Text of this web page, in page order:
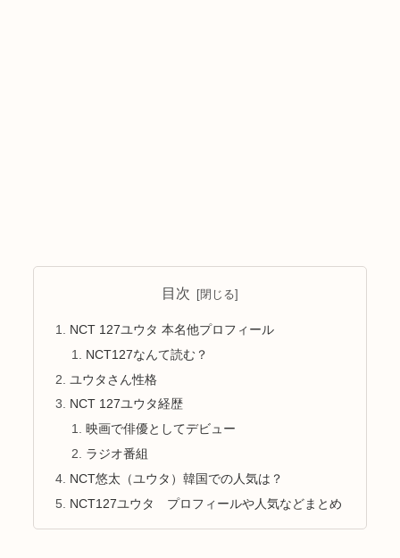
目次
NCT 127ユウタ 本名他プロフィール
NCT127なんて読む？
ユウタさん性格
NCT 127ユウタ経歴
映画で俳優としてデビュー
ラジオ番組
NCT悠太（ユウタ）韓国での人気は？
NCT127ユウタ プロフィールや人気などまとめ